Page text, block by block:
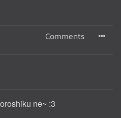
Comments
ne~ :3